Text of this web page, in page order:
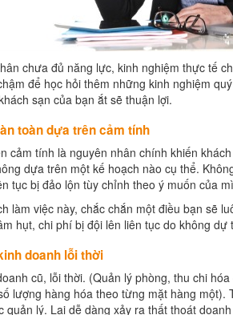
chưa đủ năng lực, kinh nghiệm thực tế
để học hỏi thêm những kinh nghiệm
sạn của bạn ắt sẽ thuận lợi.
toàn dựa trên cảm tính
cảm tính là nguyên nhân chính khiến
dựa trên một kế hoạch nào cụ thể.
tục bị đảo lộn tùy chỉnh theo ý muốn của
làm việc này, chắc chắn một điều bạn sẽ
hụt, chi phí bị đội lên liên tục do không dự
doanh lỗi thời
cũ, lỗi thời. (Quản lý phòng, thu chi
lượng hàng hóa theo từng mặt hàng
quản lý. Lại dễ dàng xảy ra thất thoát